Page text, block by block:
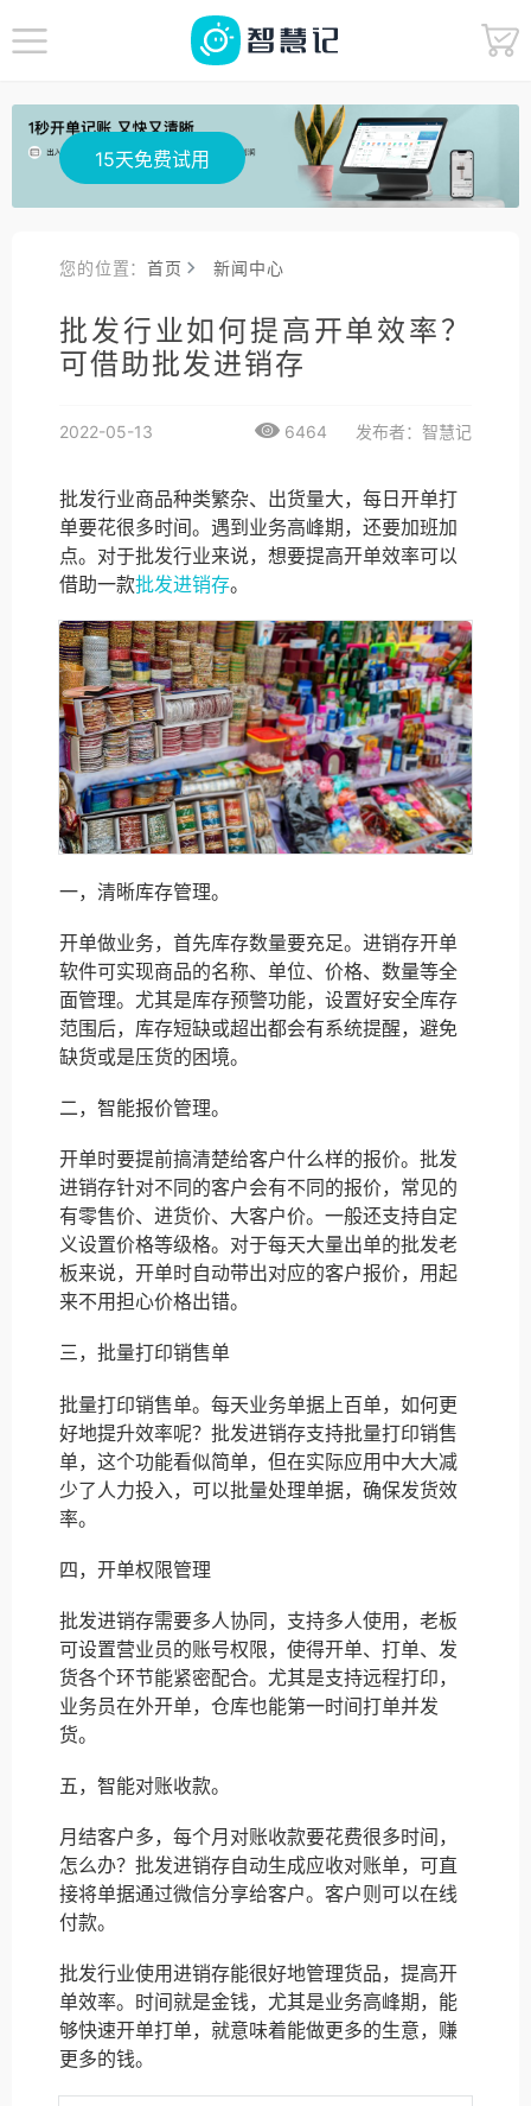
15天免费试用
您的位置：首页 新闻中心
批发行业如何提高开单效率？
可借助批发进销存
2022-05-13 6464 发布者：智慧记
批发行业商品种类繁杂、出货量大，每日开单打
单要花很多时间。遇到业务高峰期，还要加班加
点。对于批发行业来说，想要提高开单效率可以
借助一款批发进销存。
一，清晰库存管理。
开单做业务，首先库存数量要充足。进销存开单
软件可实现商品的名称、单位、价格、数量等全
面管理。尤其是库存预警功能，设置好安全库存
范围后，库存短缺或超出都会有系统提醒，避免
缺货或是压货的困境。
二，智能报价管理。
开单时要提前搞清楚给客户什么样的报价。批发
进销存针对不同的客户会有不同的报价，常见的
有零售价、进货价、大客户价。一般还支持自定
义设置价格等级格。对于每天大量出单的批发老
板来说，开单时自动带出对应的客户报价，用起
来不用担心价格出错。
三，批量打印销售单
批量打印销售单。每天业务单据上百单，如何更
好地提升效率呢？批发进销存支持批量打印销售
单，这个功能看似简单，但在实际应用中大大减
少了人力投入，可以批量处理单据，确保发货效
率。
四，开单权限管理
批发进销存需要多人协同，支持多人使用，老板
可设置营业员的账号权限，使得开单、打单、发
货各个环节能紧密配合。尤其是支持远程打印，
业务员在外开单，仓库也能第一时间打单并发
货。
五，智能对账收款。
月结客户多，每个月对账收款要花费很多时间，
怎么办？批发进销存自动生成应收对账单，可直
接将单据通过微信分享给客户。客户则可以在线
付款。
批发行业使用进销存能很好地管理货品，提高开
单效率。时间就是金钱，尤其是业务高峰期，能
够快速开单打单，就意味着能做更多的生意，赚
更多的钱。